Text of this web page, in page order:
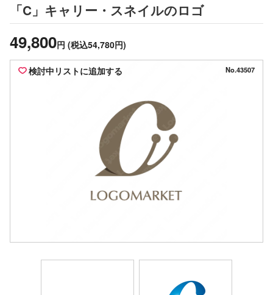
「C」キャリー・スネイルのロゴ
49,800円 (税込54,780円)
検討中リストに追加する No.43507